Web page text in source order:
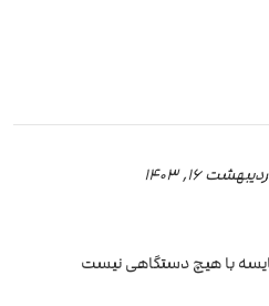
16, 1403